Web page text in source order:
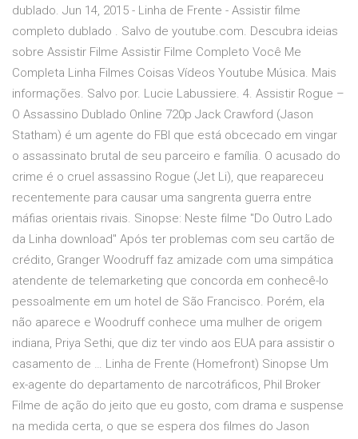
dublado. Jun 14, 2015 - Linha de Frente - Assistir filme
completo dublado . Salvo de youtube.com. Descubra ideias
sobre Assistir Filme Assistir Filme Completo Você Me
Completa Linha Filmes Coisas Vídeos Youtube Música. Mais
informações. Salvo por. Lucie Labussiere. 4. Assistir Rogue –
O Assassino Dublado Online 720p Jack Crawford (Jason
Statham) é um agente do FBI que está obcecado em vingar
o assassinato brutal de seu parceiro e família. O acusado do
crime é o cruel assassino Rogue (Jet Li), que reapareceu
recentemente para causar uma sangrenta guerra entre
máfias orientais rivais. Sinopse: Neste filme "Do Outro Lado
da Linha download" Após ter problemas com seu cartão de
crédito, Granger Woodruff faz amizade com uma simpática
atendente de telemarketing que concorda em conhecê-lo
pessoalmente em um hotel de São Francisco. Porém, ela
não aparece e Woodruff conhece uma mulher de origem
indiana, Priya Sethi, que diz ter vindo aos EUA para assistir o
casamento de … Linha de Frente (Homefront) Sinopse Um
ex-agente do departamento de narcotráficos, Phil Broker
Filme de ação do jeito que eu gosto, com drama e suspense
na medida certa, o que se espera dos filmes do Jason